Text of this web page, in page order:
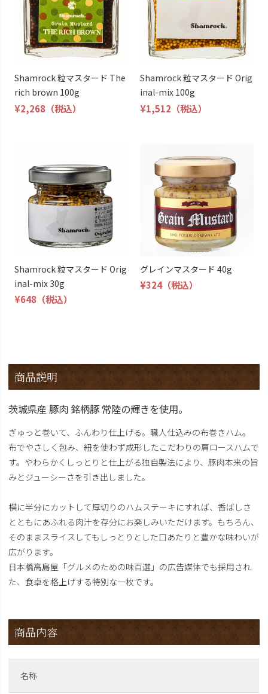
Shamrock 粒マスタード The
rich brown 100g
¥2,268 （税込）
Shamrock 粒マスタード Orig
inal-mix 100g
¥1,512 （税込）
Shamrock 粒マスタード Orig
inal-mix 30g
¥648 （税込）
グレインマスタード 40g
¥324（税込）
商品説明
茨城県産 豚肉 銘柄豚 常陸の輝きを使用。
ぎゅっと巻いて、ふんわり仕上げる。職人仕込みの布巻きハム。
布でやさしく包み、紐を使わず成形したこだわりの肩ロースハムで
す。やわらかくしっとりと仕上がる独自製法により、豚肉本来の旨
みとジューシーさを引き出しました。
横に半分にカットして厚切りのハムステーキにすれば、香ばしさ
とともにあふれる肉汁を存分にお楽しみいただけます。もちろん、
そのままスライスしてもしっとりとした口あたりと豊かな味わいが
広がります。
日本橋高島屋「グルメのための味百選」の広告媒体でも採用され
た、食卓を格上げする特別な一枚です。
商品内容
名称